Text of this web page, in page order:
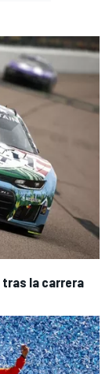
tras la carrera